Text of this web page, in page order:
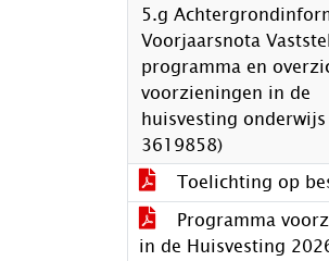
5.g
Voorjaarsnota
programma en
voorzieningen in de
huisvesting
3619858)
Toelichting op
Programma
in de Huisvesting